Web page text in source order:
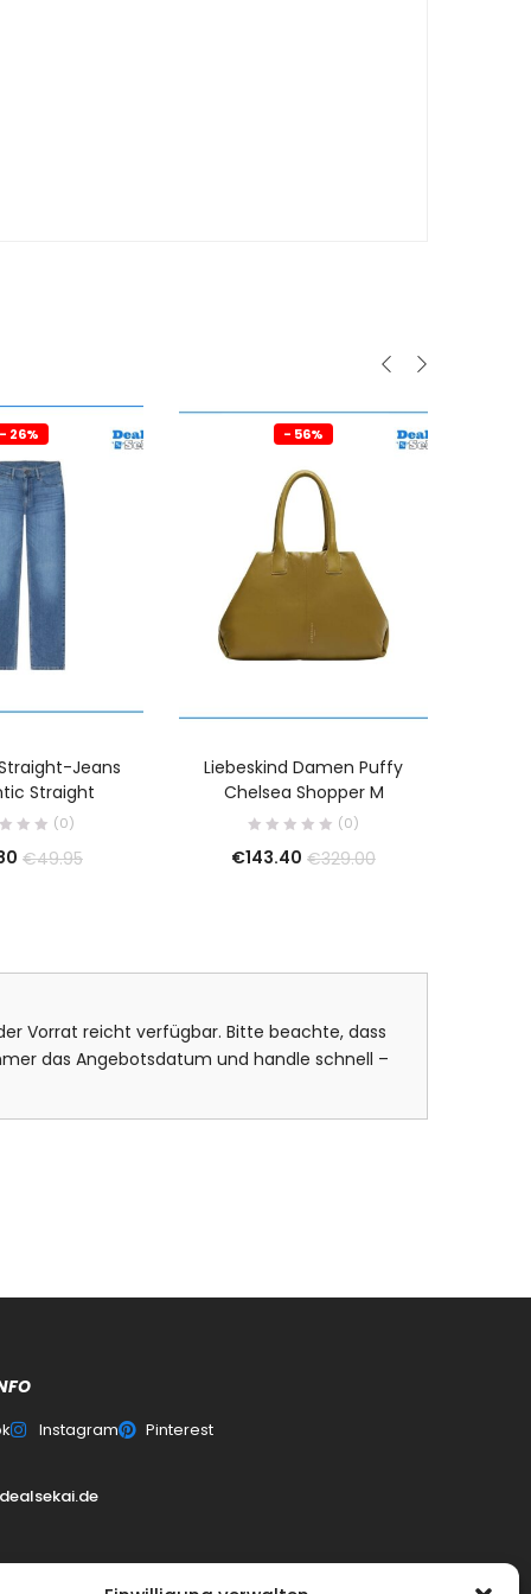
- 26%
Jeans
Straight
(0)
€49.95
- 56%
Liebeskind Damen Puffy
Chelsea Shopper M
(0)
€143.40 €329.00
Vorrat reicht verfügbar. Bitte beachte, dass
das Angebotsdatum und handle schnell –
Instagram Pinterest